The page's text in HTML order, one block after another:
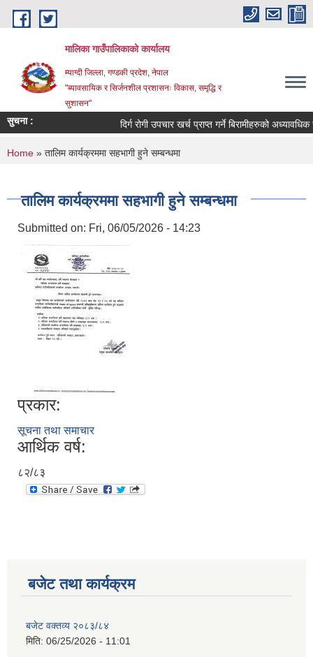
Skip to main content
मालिका गाउँपालिकाको कार्यालय
म्याग्दी जिल्ला, गण्डकी प्रदेश, नेपाल
"ब्यावसायिक र सिर्जनशील प्रशासनः विकास, समृद्धि र
सुशासन"
सुचना : दिर्ग रोगी उपचार खर्च प्राप्त गर्ने बिरामीहरुको अध्यावधिक
You are here
Home » तालिम कार्यक्रममा सहभागी हुने सम्बन्धमा
तालिम कार्यक्रममा सहभागी हुने सम्बन्धमा
Submitted on: Fri, 06/05/2026 - 14:23
प्रकार:
सूचना तथा समाचार
आर्थिक वर्ष:
८२/८३
बजेट तथा कार्यक्रम
बजेट वक्तव्य २०८३/८४
मिति: 06/25/2026 - 11:01